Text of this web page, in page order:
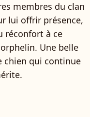
membres du clan
lui offrir présence,
réconfort à ce
Une belle
chien qui continue